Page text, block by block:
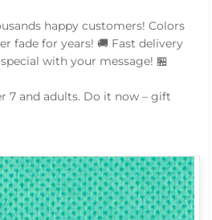
happy customers! Colors
fade for years! 🚚 Fast delivery
with your message! 🏪
7 and adults. Do it now – gift